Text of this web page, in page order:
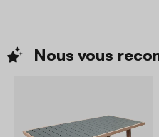
Nous vous